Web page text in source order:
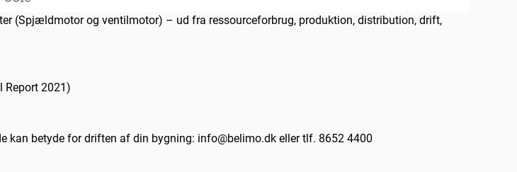
(Spjældmotor og ventilmotor) – ud fra ressourceforbrug, produktion, distribution, drift,
Report 2021)
kan betyde for driften af din bygning: info@belimo.dk eller tlf. 8652 4400